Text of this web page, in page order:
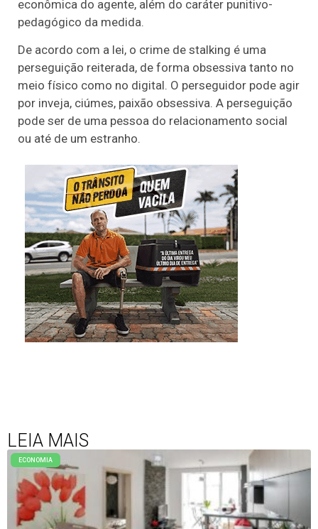
econômica do agente, além do caráter punitivo-
pedagógico da medida.
De acordo com a lei, o crime de stalking é uma
perseguição reiterada, de forma obsessiva tanto no
meio físico como no digital. O perseguidor pode agir
por inveja, ciúmes, paixão obsessiva. A perseguição
pode ser de uma pessoa do relacionamento social
ou até de um estranho.
LEIA MAIS
ECONOMIA